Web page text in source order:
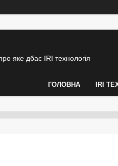
яке дбає IRI технологія
ГОЛОВНА IRI